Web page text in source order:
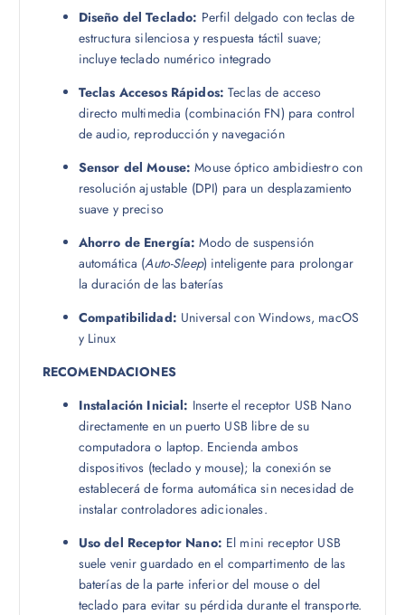
Diseño del Teclado: Perfil delgado con teclas de
estructura silenciosa y respuesta táctil suave;
incluye teclado numérico integrado
Teclas Accesos Rápidos: Teclas de acceso
directo multimedia (combinación FN) para control
de audio, reproducción y navegación
Sensor del Mouse: Mouse óptico ambidiestro con
resolución ajustable (DPI) para un desplazamiento
suave y preciso
Ahorro de Energía: Modo de suspensión
automática (Auto-Sleep) inteligente para prolongar
la duración de las baterías
Compatibilidad: Universal con Windows, macOS
y Linux
RECOMENDACIONES
Instalación Inicial: Inserte el receptor USB Nano
directamente en un puerto USB libre de su
computadora o laptop. Encienda ambos
dispositivos (teclado y mouse); la conexión se
establecerá de forma automática sin necesidad de
instalar controladores adicionales.
Uso del Receptor Nano: El mini receptor USB
suele venir guardado en el compartimento de las
baterías de la parte inferior del mouse o del
teclado para evitar su pérdida durante el transporte.